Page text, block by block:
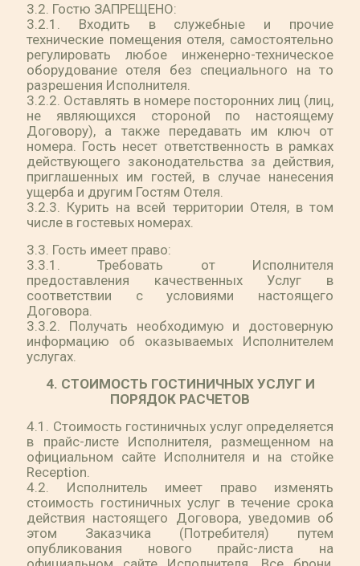
3.2. Гостю ЗАПРЕЩЕНО:
3.2.1. Входить в служебные и прочие
технические помещения отеля, самостоятельно
регулировать любое инженерно-техническое
оборудование отеля без специального на то
разрешения Исполнителя.
3.2.2. Оставлять в номере посторонних лиц (лиц,
не являющихся стороной по настоящему
Договору), а также передавать им ключ от
номера. Гость несет ответственность в рамках
действующего законодательства за действия,
приглашенных им гостей, в случае нанесения
ущерба и другим Гостям Отеля.
3.2.3. Курить на всей территории Отеля, в том
числе в гостевых номерах.
3.3. Гость имеет право:
3.3.1. Требовать от Исполнителя
предоставления качественных Услуг в
соответствии с условиями настоящего
Договора.
3.3.2. Получать необходимую и достоверную
информацию об оказываемых Исполнителем
услугах.
4. СТОИМОСТЬ ГОСТИНИЧНЫХ УСЛУГ И
ПОРЯДОК РАСЧЕТОВ
4.1. Стоимость гостиничных услуг определяется
в прайс-листе Исполнителя, размещенном на
официальном сайте Исполнителя и на стойке
Reception.
4.2. Исполнитель имеет право изменять
стоимость гостиничных услуг в течение срока
действия настоящего Договора, уведомив об
этом Заказчика (Потребителя) путем
опубликования нового прайс-листа на